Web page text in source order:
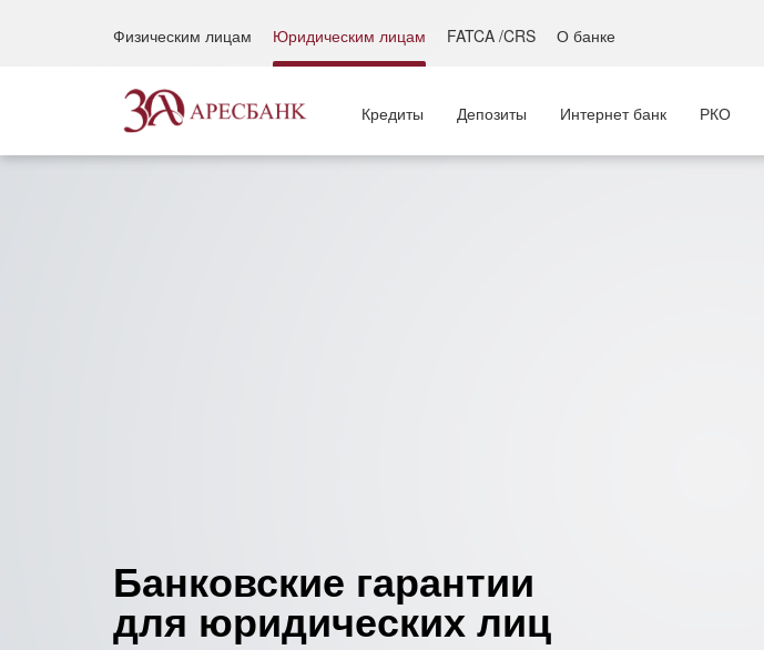
Физическим лицам Юридическим лицам FATCA /CRS О банке
Кредиты Депозиты Интернет банк РКО
Банковские гарантии
для юридических лиц